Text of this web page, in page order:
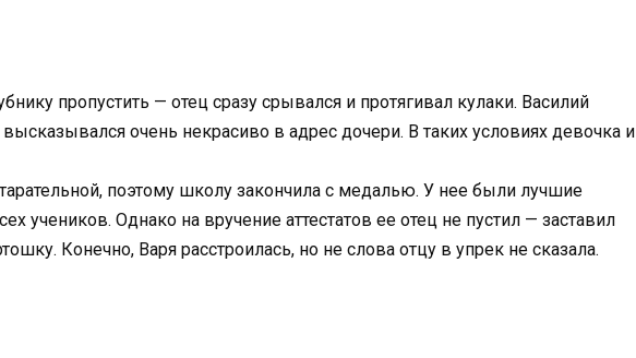
пропустить — отец сразу срывался и протягивал кулаки. Василий
очень некрасиво в адрес дочери. В таких условиях девочка и
поэтому школу закончила с медалью. У нее были лучшие
учеников. Однако на вручение аттестатов ее отец не пустил — заставил
Конечно, Варя расстроилась, но не слова отцу в упрек не сказала.